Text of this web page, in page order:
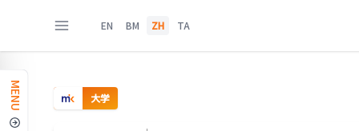
EN BM ZH TA
MENU 大学